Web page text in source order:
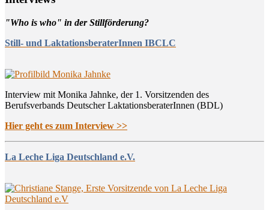
"Who is who" in der Stillförderung?
Still- und LaktationsberaterInnen IBCLC
Interview mit Monika Jahnke, der 1. Vorsitzenden des
Berufsverbands Deutscher LaktationsberaterInnen (BDL)
Hier geht es zum Interview >>
La Leche Liga Deutschland e.V.